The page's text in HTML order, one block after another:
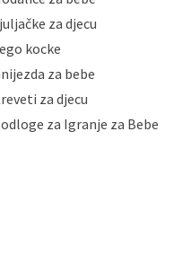
pristup i
samo onim svojim
potrebni radi provedbe
zakonima. Napominjemo
ili djelomice,
obrade Vaših osobnih
podnijeti poštom na
na adresu:
za djecu
kocke
za bebe
za djecu
za Igranje za Bebe